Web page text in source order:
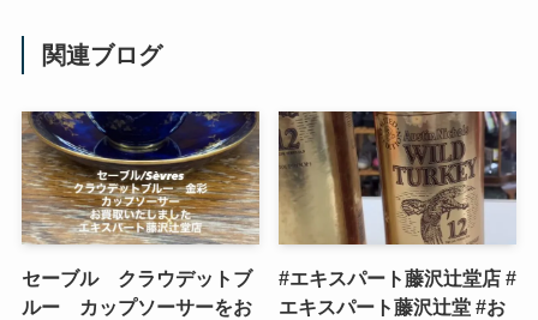
関連ブログ
セーブル クラウデットブ
ルー カップソーサーをお
#エキスパート藤沢辻堂店 #
エキスパート藤沢辻堂 #お